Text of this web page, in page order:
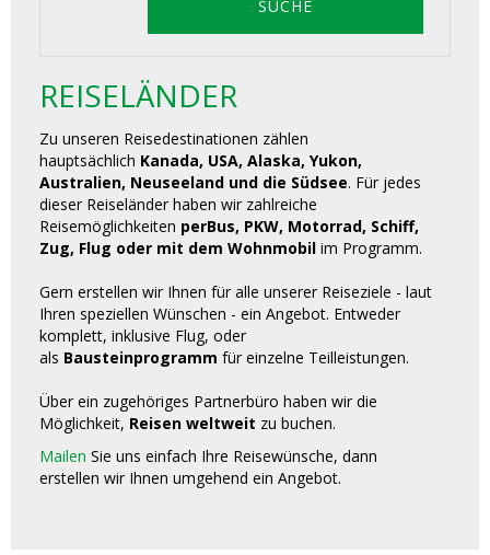
REISELÄNDER
Zu unseren Reisedestinationen zählen
hauptsächlich Kanada, USA, Alaska, Yukon,
Australien, Neuseeland und die Südsee. Für jedes
dieser Reiseländer haben wir zahlreiche
Reisemöglichkeiten perBus, PKW, Motorrad, Schiff,
Zug, Flug oder mit dem Wohnmobil im Programm.
Gern erstellen wir Ihnen für alle unserer Reiseziele - laut
Ihren speziellen Wünschen - ein Angebot. Entweder
komplett, inklusive Flug, oder
als Bausteinprogramm für einzelne Teilleistungen.
Über ein zugehöriges Partnerbüro haben wir die
Möglichkeit, Reisen weltweit zu buchen.
Mailen Sie uns einfach Ihre Reisewünsche, dann
erstellen wir Ihnen umgehend ein Angebot.